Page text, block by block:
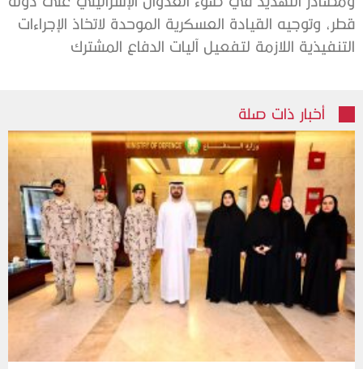
قطر، وتوجيه القيادة العسكرية الموحدة لاتخاذ الإجراءات
التنفيذية اللازمة لتفعيل آليات الدفاع المشترك
أخبار ذات صلة